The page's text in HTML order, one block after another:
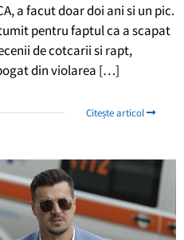
a facut doar doi ani si un pic.
pentru faptul ca a scapat
de cotcarii si rapt,
din violarea […]
Citește articol